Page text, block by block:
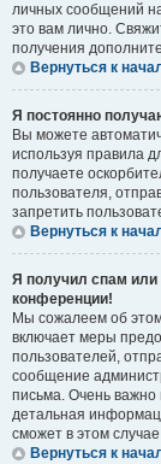
личных сообщений
это вам лично.
получения
Вернуться к
Я постоянно
Вы можете
используя правила
получаете
пользователя,
запретить
Вернуться к
Я получил спам или
конференции!
Мы сожалеем об
включает меры
пользователей,
сообщение
письма. Очень важно
детальная
сможет в этом
Вернуться к